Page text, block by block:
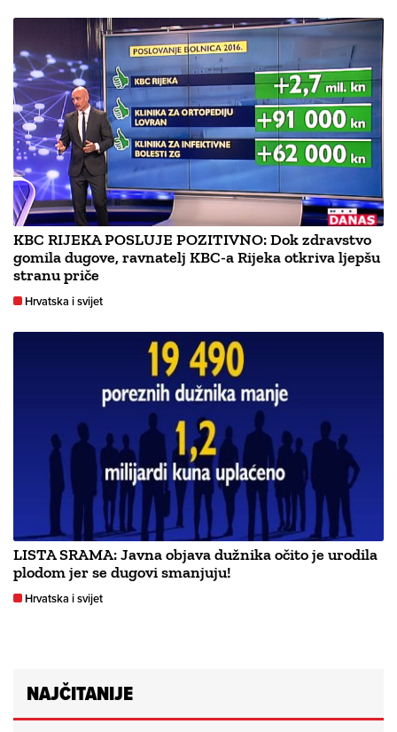
KBC RIJEKA POSLUJE POZITIVNO: Dok zdravstvo
gomila dugove, ravnatelj KBC-a Rijeka otkriva ljepšu
stranu priče
Hrvatska i svijet
LISTA SRAMA: Javna objava dužnika očito je urodila
plodom jer se dugovi smanjuju!
Hrvatska i svijet
NAJČITANIJE